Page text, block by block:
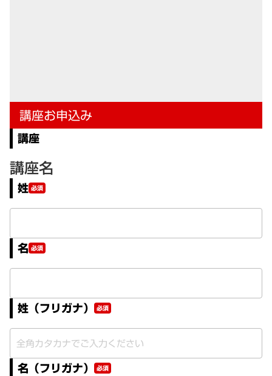
講座お申込み
講座
講座名
姓 必須
名 必須
姓（フリガナ） 必須
名（フリガナ） 必須